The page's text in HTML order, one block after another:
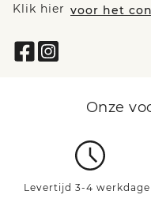
Klik hier voor het
Onze
Levertijd 3-4